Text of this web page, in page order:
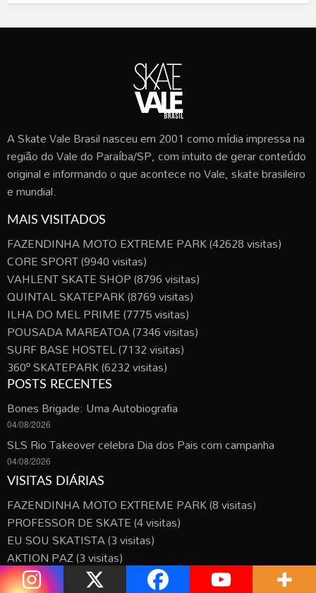
A Skate Vale Brasil nasceu em 2001 como mídia impressa na
região do Vale do Paraíba/SP, com intuito de gerar conteúdo
original e informando o que acontece no Vale, skate brasileiro
e mundial.
MAIS VISITADOS
FAZENDINHA MOTO EXTREME PARK(42628 visitas)
CORE SPORT(9940 visitas)
VAHLENT SKATE SHOP(8796 visitas)
QUINTAL SKATEPARK(8769 visitas)
ILHA DO MEL PRIME(7775 visitas)
POUSADA MAREATOA(7346 visitas)
SURF BASE HOSTEL(7132 visitas)
360º SKATEPARK(6232 visitas)
POSTS RECENTES
Bones Brigade: Uma Autobiografia
04/08/2026
SLS Rio Takeover celebra Dia dos Pais com campanha
04/08/2026
VISITAS DIÁRIAS
FAZENDINHA MOTO EXTREME PARK(8 visitas)
PROFESSOR DE SKATE(4 visitas)
EU SOU SKATISTA(3 visitas)
AKTION PAZ(3 visitas)
SPORT MANAGEMENT GROUP (3 visitas)